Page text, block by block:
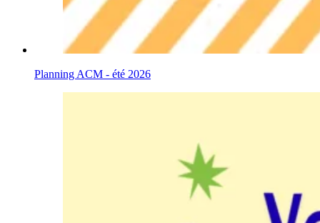
Planning ACM - été 2026